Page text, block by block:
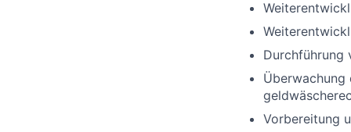
Durchführung
Überwachung
Vorbereitung